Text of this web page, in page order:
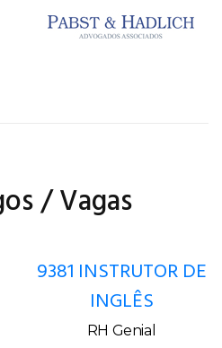
/ Vagas
9381 INSTRUTOR DE
INGLÊS
RH Genial